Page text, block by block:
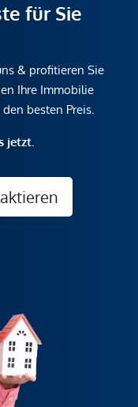
für Sie
& profitieren Sie
Ihre Immobilie
besten Preis.
jetzt.